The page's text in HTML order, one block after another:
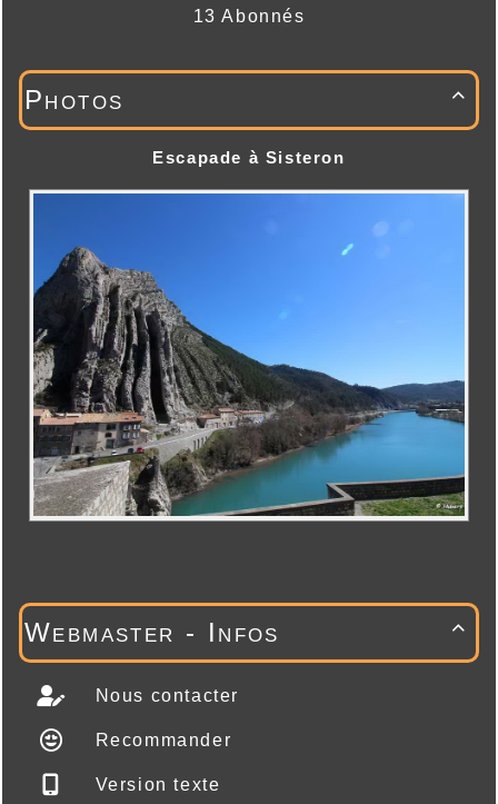
13 Abonnés

Photos
Escapade à Sisteron

Webmaster - Infos
Nous contacter
Recommander
Version texte